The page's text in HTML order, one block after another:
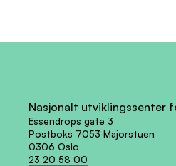
Nasjonalt utviklingssenter
Essendrops gate 3
Postboks 7053 Majorstuen
0306 Oslo
23 20 58 00